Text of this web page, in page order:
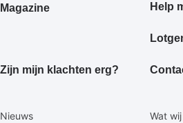
Magazine Help
Zijn mijn klachten erg?
Secundaire
Nieuws
Wat